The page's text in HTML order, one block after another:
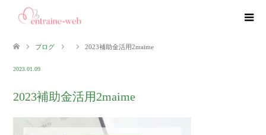
ブログ 2023補助金活用2maime
2023.01.09
2023補助金活用2maime